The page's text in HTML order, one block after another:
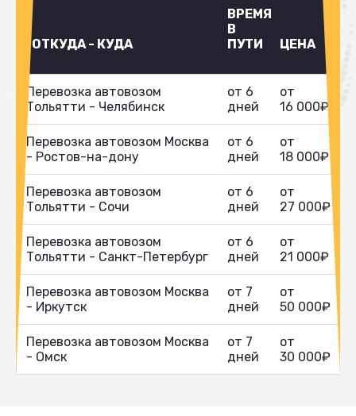
ОТКУДА - КУДА
ВРЕМЯ
В
ПУТИ
ЦЕНА
Перевозка автовозом
Тольятти - Челябинск
от 6
дней
от
16 000₽
Перевозка автовозом Москва
- Ростов-на-дону
от 6
дней
от
18 000₽
Перевозка автовозом
Тольятти - Сочи
от 6
дней
от
27 000₽
Перевозка автовозом
Тольятти - Санкт-Петербург
от 6
дней
от
21 000₽
Перевозка автовозом Москва
- Иркутск
от 7
дней
от
50 000₽
Перевозка автовозом Москва
- Омск
от 7
дней
от
30 000₽